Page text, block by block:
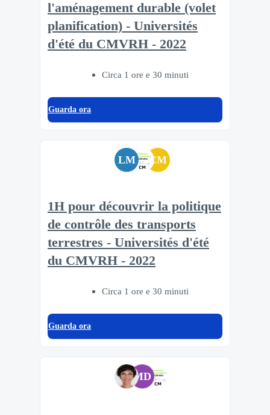
l'aménagement durable (volet
planification) - Universités
d'été du CMVRH - 2022
Circa 1 ore e 30 minuti
Guarda ora
LM CM
1H pour découvrir la politique
de contrôle des transports
terrestres - Universités d'été
du CMVRH - 2022
Circa 1 ore e 30 minuti
Guarda ora
MD